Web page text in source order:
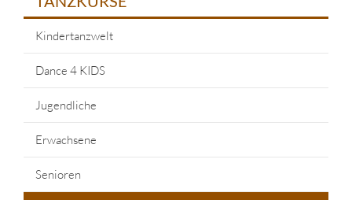
Kindertanzwelt
Dance 4 KIDS
Jugendliche
Erwachsene
Senioren